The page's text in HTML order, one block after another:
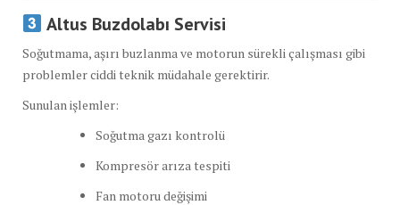
Altus Buzdolabı Servisi
Soğutmama, aşırı buzlanma ve motorun sürekli çalışması gibi
problemler ciddi teknik müdahale gerektirir.
Sunulan işlemler:
Soğutma gazı kontrolü
Kompresör arıza tespiti
Fan motoru değişimi